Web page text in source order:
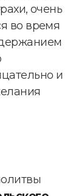
очень
во время
и